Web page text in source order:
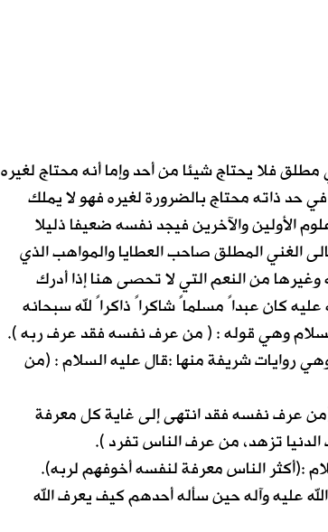
فلا يحتاج شيئا من أحد وإما أنه محتاج لغيره
حد ذاته محتاج بالضرورة لغيره فهو لا يملك
الأولين والآخرين فيجد نفسه ضعيفا ذليلا
الغني المطلق صاحب العطايا والمواهب الذي
من النعم التي لا تحصى هنا إذا أدرك
كان عبداً مسلماً شاكراً ذاكراً لله سبحانه
وهي قوله : ( من عرف نفسه فقد عرف ربه ).
روايات شريفة منها :قال عليه السلام : (من
عرف نفسه فقد انتهى إلى غاية كل معرفة
تزهد، من عرف الناس تفرد ).
:(أكثر الناس معرفة لنفسه أخوفهم لربه).
عليه وآله حين سأله أحدهم كيف يعرف الله